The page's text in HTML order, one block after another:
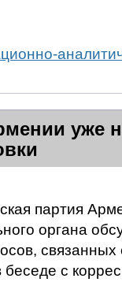
уже
партия
органа
связанных
с